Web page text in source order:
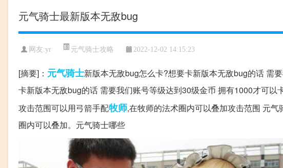
元气骑士最新版本无敌bug
网友:yr 元气骑士攻略 2022-12-02 14:15:23
[摘要]： 元气骑士新版本无敌bug怎么卡?想要卡新版本无敌bug的话 需
卡新版本无敌bug的话 需要我们账号等级达到30级金币 拥有1000才可
攻击范围可以用弓箭手配牧师,在牧师的法术圈内可以叠加攻击范围 元
圈内可以叠加。元气骑士哪些